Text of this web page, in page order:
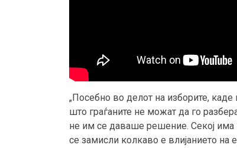
„Посебно во делот на изборите,
што граѓаните не можат да го
не им се даваше решение. Секој има
се замисли колкаво е влијанието на